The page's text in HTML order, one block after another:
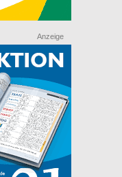
Anzeige